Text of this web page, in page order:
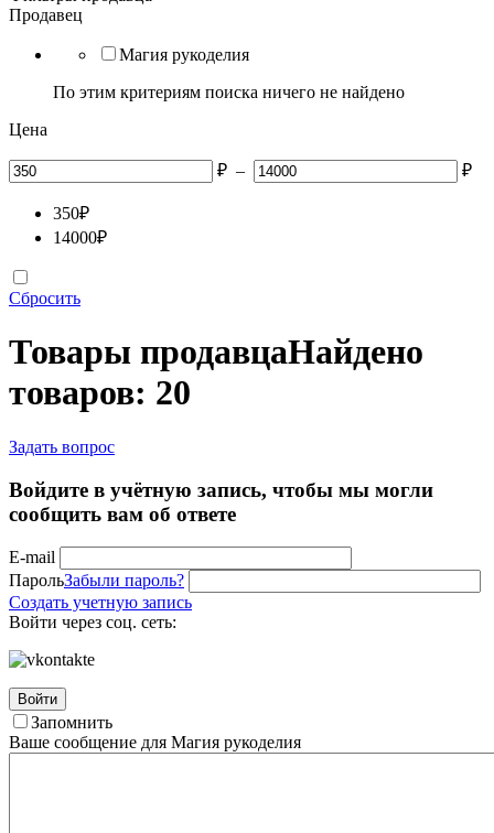
Продавец
Магия рукоделия
По этим критериям поиска ничего не найдено
Цена
₽ – ₽
350₽
14000₽
Сбросить
Товары продавцаНайдено
товаров: 20
Задать вопрос
Войдите в учётную запись, чтобы мы могли
сообщить вам об ответе
E-mail
ПарольЗабыли пароль?
Создать учетную запись
Войти через соц. сеть:
Войти
Запомнить
Ваше сообщение для Магия рукоделия